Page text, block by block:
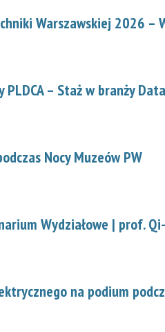
Warszawskiej 2026 –
– Staż w branży
Nocy Muzeów PW
Wydziałowe | prof.
na podium